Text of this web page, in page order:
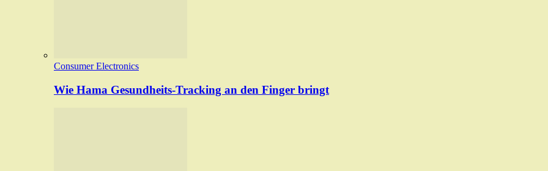
Consumer Electronics
Wie Hama Gesundheits-Tracking an den Finger bringt